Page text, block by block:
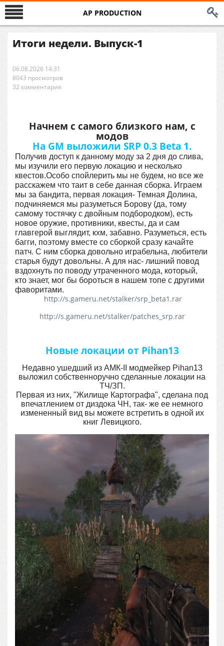
AP PRODUCTION
Итоги недели. Выпуск-1
06.08.2026 14:31
8043 просмотров
32 комментария
Начнем с самого близкого нам, с
модов
На GM выложили SRP 0.3 Beta 1.
Получив доступ к данному моду за 2 дня до слива,
мы изучили его первую локацию и несколько
квестов.Особо спойлерить мы не будем, но все же
расскажем что таит в себе данная сборка. Играем
мы за бандита, первая локация- Темная Долина,
подчиняемся мы разуметься Борову (да, тому
самому тостячку с двойным подбородком), есть
новое оружие, противники, квесты, да и сам
главгерой выглядит, кхм, забавно. Разуметься, есть
багги, поэтому вместе со сборкой сразу качайте
патч. С ним сборка довольно играбельна, любители
старья будут довольны. А для нас- лишний повод
вздохнуть по поводу утраченного мода, который,
кто знает, мог бы бороться в нашем топе с другими
фаворитами.
http://s.gameru.net/stalker/srp_beta1.rar
http://s.gameru.net/stalker/patches_srp.rar
Новые локации от Pihan13
Недавно ушедший из АМК-II модмейкер Pihan13
выложил собственноручно сделанные локации на
ТЧ/ЗП.
Первая из них, "Жилище Картографа", сделана под
впечатлением от диздока ЧН, так- же ее немного
измененный вид вы можете встретить в одной их
книг Левицкого.